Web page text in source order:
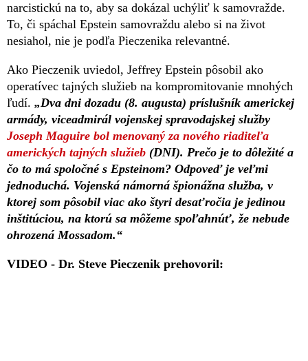
narcistickú na to, aby sa dokázal uchýliť k samovražde.
To, či spáchal Epstein samovraždu alebo si na život
nesiahol, nie je podľa Pieczenika relevantné.
Ako Pieczenik uviedol, Jeffrey Epstein pôsobil ako
operatívec tajných služieb na kompromitovanie mnohých
ľudí. „Dva dni dozadu (8. augusta) príslušník americkej
armády, viceadmirál vojenskej spravodajskej služby
Joseph Maguire bol menovaný za nového riaditeľa
amerických tajných služieb (DNI). Prečo je to dôležité a
čo to má spoločné s Epsteinom? Odpoveď je veľmi
jednoduchá. Vojenská námorná špionážna služba, v
ktorej som pôsobil viac ako štyri desaťročia je jedinou
inštitúciou, na ktorú sa môžeme spoľahnúť, že nebude
ohrozená Mossadom.“
VIDEO - Dr. Steve Pieczenik prehovoril: